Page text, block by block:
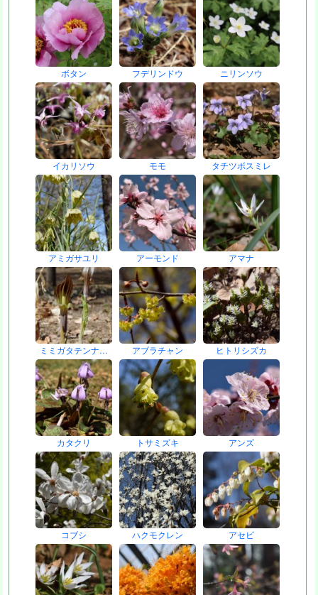
ボタン フデリンドウ ニリンソウ
イカリソウ モモ タチツボスミレ
アミガサユリ アーモンド アマナ
ミミガタテンナ… アブラチャン ヒトリシズカ
カタクリ トサミズキ アンズ
コブシ ハクモクレン アセビ